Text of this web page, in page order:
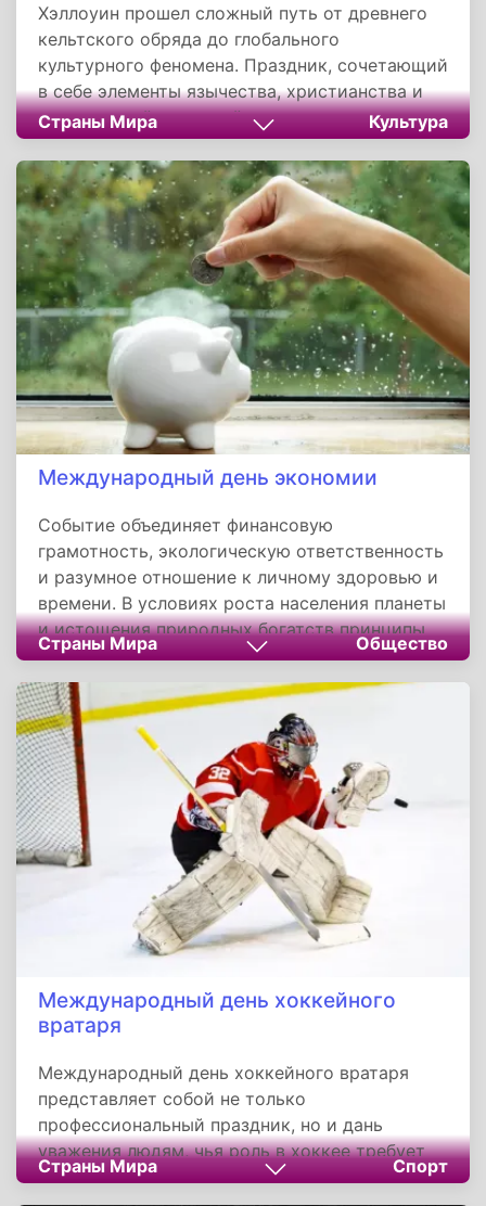
Хэллоуин прошел сложный путь от древнего
кельтского обряда до глобального
культурного феномена. Праздник, сочетающий
в себе элементы язычества, христианства и
современной массовой культуры, продолжает
развиваться, приобретая новые традиции в
разных уголках мира. Независимо от
отношения к Хэллоуину, его история
демонстрирует, как традиции могут
трансформироваться, сохраняя при этом
свою сущность - человеческую потребность в
преодолении страхов через праздник и
веселье.
Страны Мира Культура
Международный день экономии
Событие объединяет финансовую
грамотность, экологическую ответственность
и разумное отношение к личному здоровью и
времени. В условиях роста населения планеты
и истощения природных богатств принципы
экономии превращаются из личной
добродетели в общественную необходимость.
Сохранение ресурсов для будущих поколений
становится одной из ключевых задач
современной цивилизации, где каждый
человек может внести свой вклад через
осознанное потребление и бережливое
отношение к окружающему миру.
Страны Мира Общество
Международный день хоккейного
вратаря
Международный день хоккейного вратаря
представляет собой не только
профессиональный праздник, но и дань
уважения людям, чья роль в хоккее требует
уникальных качеств. Голкиперы сочетают в
Страны Мира Спорт